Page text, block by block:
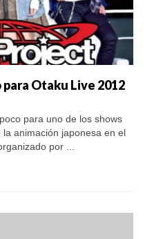
Otaku Live 2012
para uno de los shows
animación japonesa en el
por ...